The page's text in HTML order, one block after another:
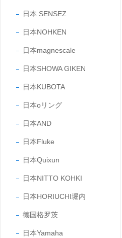
日本 SENSEZ
日本NOHKEN
日本magnescale
日本SHOWA GIKEN
日本KUBOTA
日本oリング
日本AND
日本Fluke
日本Quixun
日本NITTO KOHKI
日本HORIUCHI堀内
德国格罗茨
日本Yamaha